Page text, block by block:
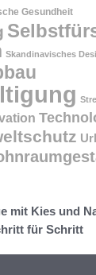
Gesundheit
Skandinavisches
mit Kies und
für Schritt